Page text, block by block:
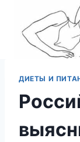
содержимому
ДИЕТЫ И